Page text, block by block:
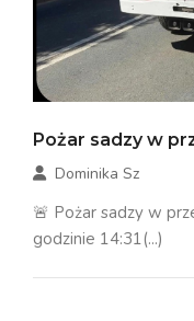
Pożar sadzy w
Dominika Sz
🚨 Pożar sadzy w
godzinie 14:31(...)